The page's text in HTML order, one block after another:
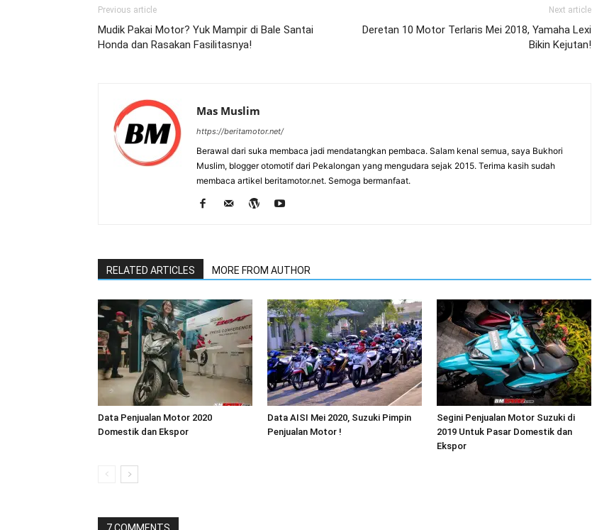
Previous article
Mudik Pakai Motor? Yuk Mampir di Bale Santai
Honda dan Rasakan Fasilitasnya!
Next article
Deretan 10 Motor Terlaris Mei 2018, Yamaha Lexi
Bikin Kejutan!
Mas Muslim
https://beritamotor.net/
Berawal dari suka membaca jadi mendatangkan pembaca. Salam kenal semua, saya Bukhori
Muslim, blogger otomotif dari Pekalongan yang mengudara sejak 2015. Terima kasih sudah
membaca artikel beritamotor.net. Semoga bermanfaat.
RELATED ARTICLES MORE FROM AUTHOR
Data Penjualan Motor 2020
Domestik dan Ekspor
Data AISI Mei 2020, Suzuki Pimpin
Penjualan Motor !
Segini Penjualan Motor Suzuki di
2019 Untuk Pasar Domestik dan
Ekspor